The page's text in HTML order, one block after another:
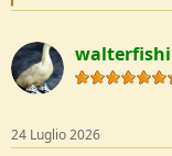
c
t
i
o
s
:
24 Luglio 2026